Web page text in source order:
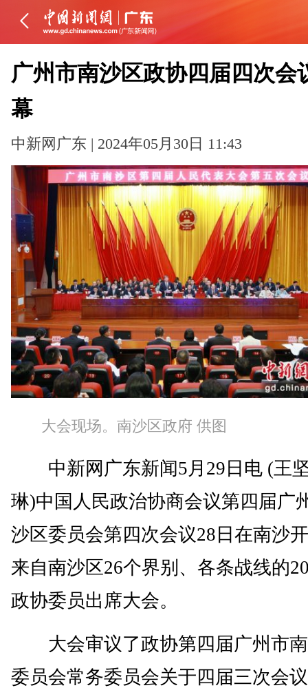
广州市南沙区政协四届四次会
幕
中新网广东 | 2024年05月30日 11:43
大会现场。南沙区政府 供图
中新网广东新闻5月29日电 (王
琳)中国人民政治协商会议第四届广
沙区委员会第四次会议28日在南沙
来自南沙区26个界别、各条战线的
政协委员出席大会。
大会审议了政协第四届广州市
委员会常务委员会关于四届三次会